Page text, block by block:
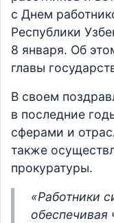
с Днем
Республики
8 января. Об
главы
В своем
в последние
сферами и
также
прокуратуры.
«Работники
обеспечивая